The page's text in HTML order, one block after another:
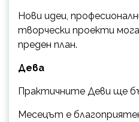
Нови идеи,
творчески проекти
преден план.
Дева
Практичните Деви ще
Месецът е